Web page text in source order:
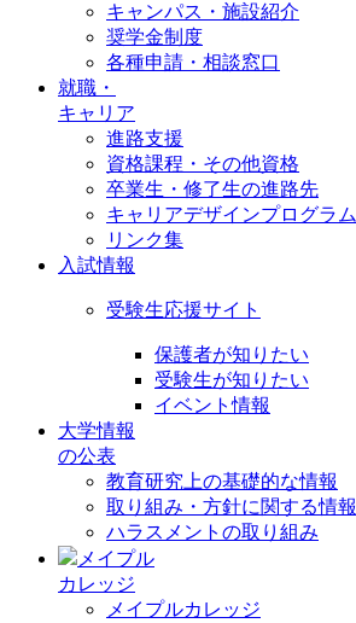
キャンパス・施設紹介
奨学金制度
各種申請・相談窓口
就職・
キャリア
進路支援
資格課程・その他資格
卒業生・修了生の進路先
キャリアデザインプログラム
リンク集
入試情報
受験生応援サイト
保護者が知りたい
受験生が知りたい
イベント情報
大学情報
の公表
教育研究上の基礎的な情報
取り組み・方針に関する情報
ハラスメントの取り組み
メイプル
カレッジ
メイプルカレッジ